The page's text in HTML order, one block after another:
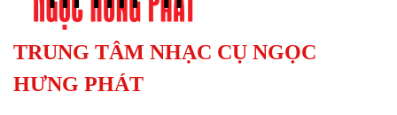
TRUNG TÂM NHẠC CỤ NGỌC
HƯNG PHÁT